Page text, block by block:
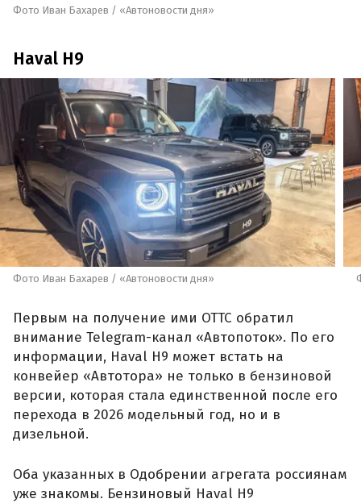
Фото Иван Бахарев / «Автоновости дня»
Haval H9
Фото Иван Бахарев / «Автоновости дня»
Первым на получение ими ОТТС обратил
внимание Telegram-канал «Автопоток». По его
информации, Haval H9 может встать на
конвейер «Автотора» не только в бензиновой
версии, которая стала единственной после его
перехода в 2026 модельный год, но и в
дизельной.
Оба указанных в Одобрении агрегата россиянам
уже знакомы. Бензиновый Haval H9